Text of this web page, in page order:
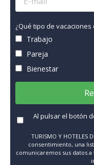
¿Qué tipo de vacaciones
Trabajo
Pareja
Bienestar
Al pulsar el botón
TURISMO Y HOTELES
consentimiento, una
comunicaremos sus datos